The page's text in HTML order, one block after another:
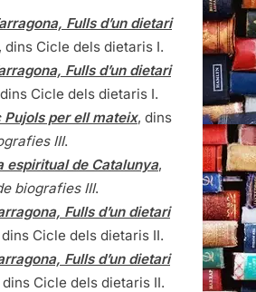
Fulls d’un dietari
dins Cicle dels dietaris I.
Fulls d’un dietari
Cicle dels dietaris I.
Pujols per ell mateix, dins
III.
espiritual de Catalunya,
biografies III.
Fulls d’un dietari
Cicle dels dietaris II.
Fulls d’un dietari
dins Cicle dels dietaris II.